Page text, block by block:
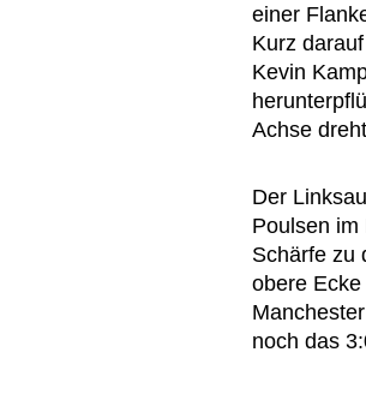
einer
Kurz
Kevin
Achse
Der
Poulsen im
Schärfe zu
obere
noch das